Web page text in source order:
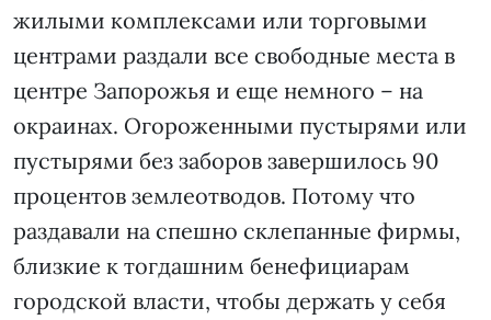
жилыми комплексами или торговыми
центрами раздали все свободные места в
центре Запорожья и еще немного – на
окраинах. Огороженными пустырями или
пустырями без заборов завершилось 90
процентов землеотводов. Потому что
раздавали на спешно склепанные фирмы,
близкие к тогдашним бенефициарам
городской власти, чтобы держать у себя